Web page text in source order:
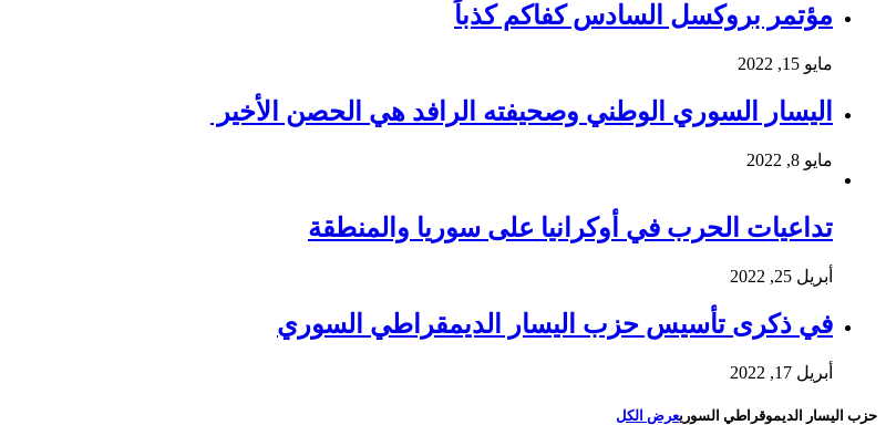
مؤتمر بروكسل السادس كفاكم كذباً
مايو 15, 2022
اليسار السوري الوطني وصحيفته الرافد هي الحصن الأخير
مايو 8, 2022
تداعيات الحرب في أوكرانيا على سوريا والمنطقة
أبريل 25, 2022
في ذكرى تأسيس حزب اليسار الديمقراطي السوري
أبريل 17, 2022
حزب اليسار الديموقراطي السوريعرض الكل